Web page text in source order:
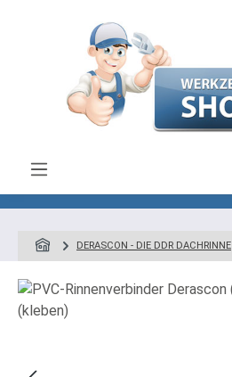
Zum Hauptinhalt springen
DERASCON - DIE DDR DACHRINNE
Bildergalerie überspringen